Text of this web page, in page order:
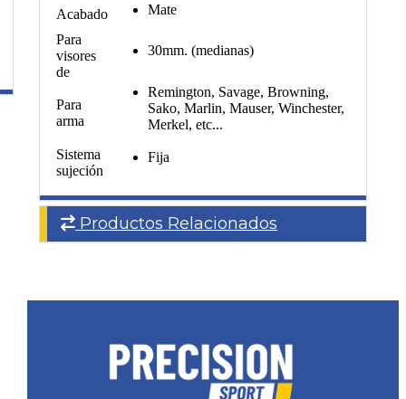
Acabado
Mate
Para
visores
de
30mm. (medianas)
Para
arma
Remington, Savage, Browning,
Sako, Marlin, Mauser, Winchester,
Merkel, etc...
Sistema
sujeción
Fija
Productos Relacionados